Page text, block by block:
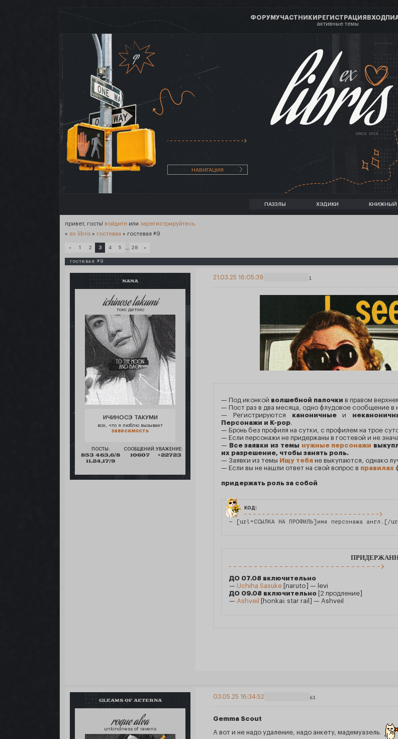
ФОРУМ УЧАСТНИКИ РЕГИСТРАЦИЯ ВХОД
активные темы
ex
SINCE 2019
НАВИГАЦИЯ
ПАЗЗЛЫ ХЭДИКИ КНИЖНЫЙ
привет, гость! войдите или зарегистрируйтесь
» ex libris » гостевая » гостевая #9
« 1 2 3 4 5 … 28 »
гостевая #9
NANA
ichinose takumi
токс детокс
ИЧИНОСЭ ТАКУМИ
все, что я люблю вызывает
зависимость
ПОСТЫ:
853 463,6/8
11.24,17/9
СООБЩЕНИЙ:
10607
УВАЖЕНИЕ:
+22723
1
21.03.25 16:05:39
— Под иконкой волшебной палочки в правом
— Пост раз в два месяца, одно флудовое сообщение в
— Регистрируются
каноничныеи
Персонажи и K-pop.
— Бронь без профиля на сутки, с профилем на трое
— Eсли персонажи не придержаны в гостевой и не
— Все заявки из темы нужные персонажи
их разрешение, чтобы занять роль.
— Заявки из темы Ищу тебя не выкупаются, однако
— Если вы не нашли ответ на свой вопрос в правилах
придержать роль за собой
код:
— [url=ССЫЛКА НА ПРОФИЛЬ]имя персонажа
ДО 07.08 включительно
— Uchiha Sasuke [naruto] — levi
ДО 09.08 включительно [2 продление]
— Ashveil [honkai: star rail] — Ashveil
GLEAMS OF AETERNA
roque alva
unkindness of ravens
61
03.05.25 16:34:52
Gemma Scout
А вот и не надо удаление, надо анкету, мадемуазель.